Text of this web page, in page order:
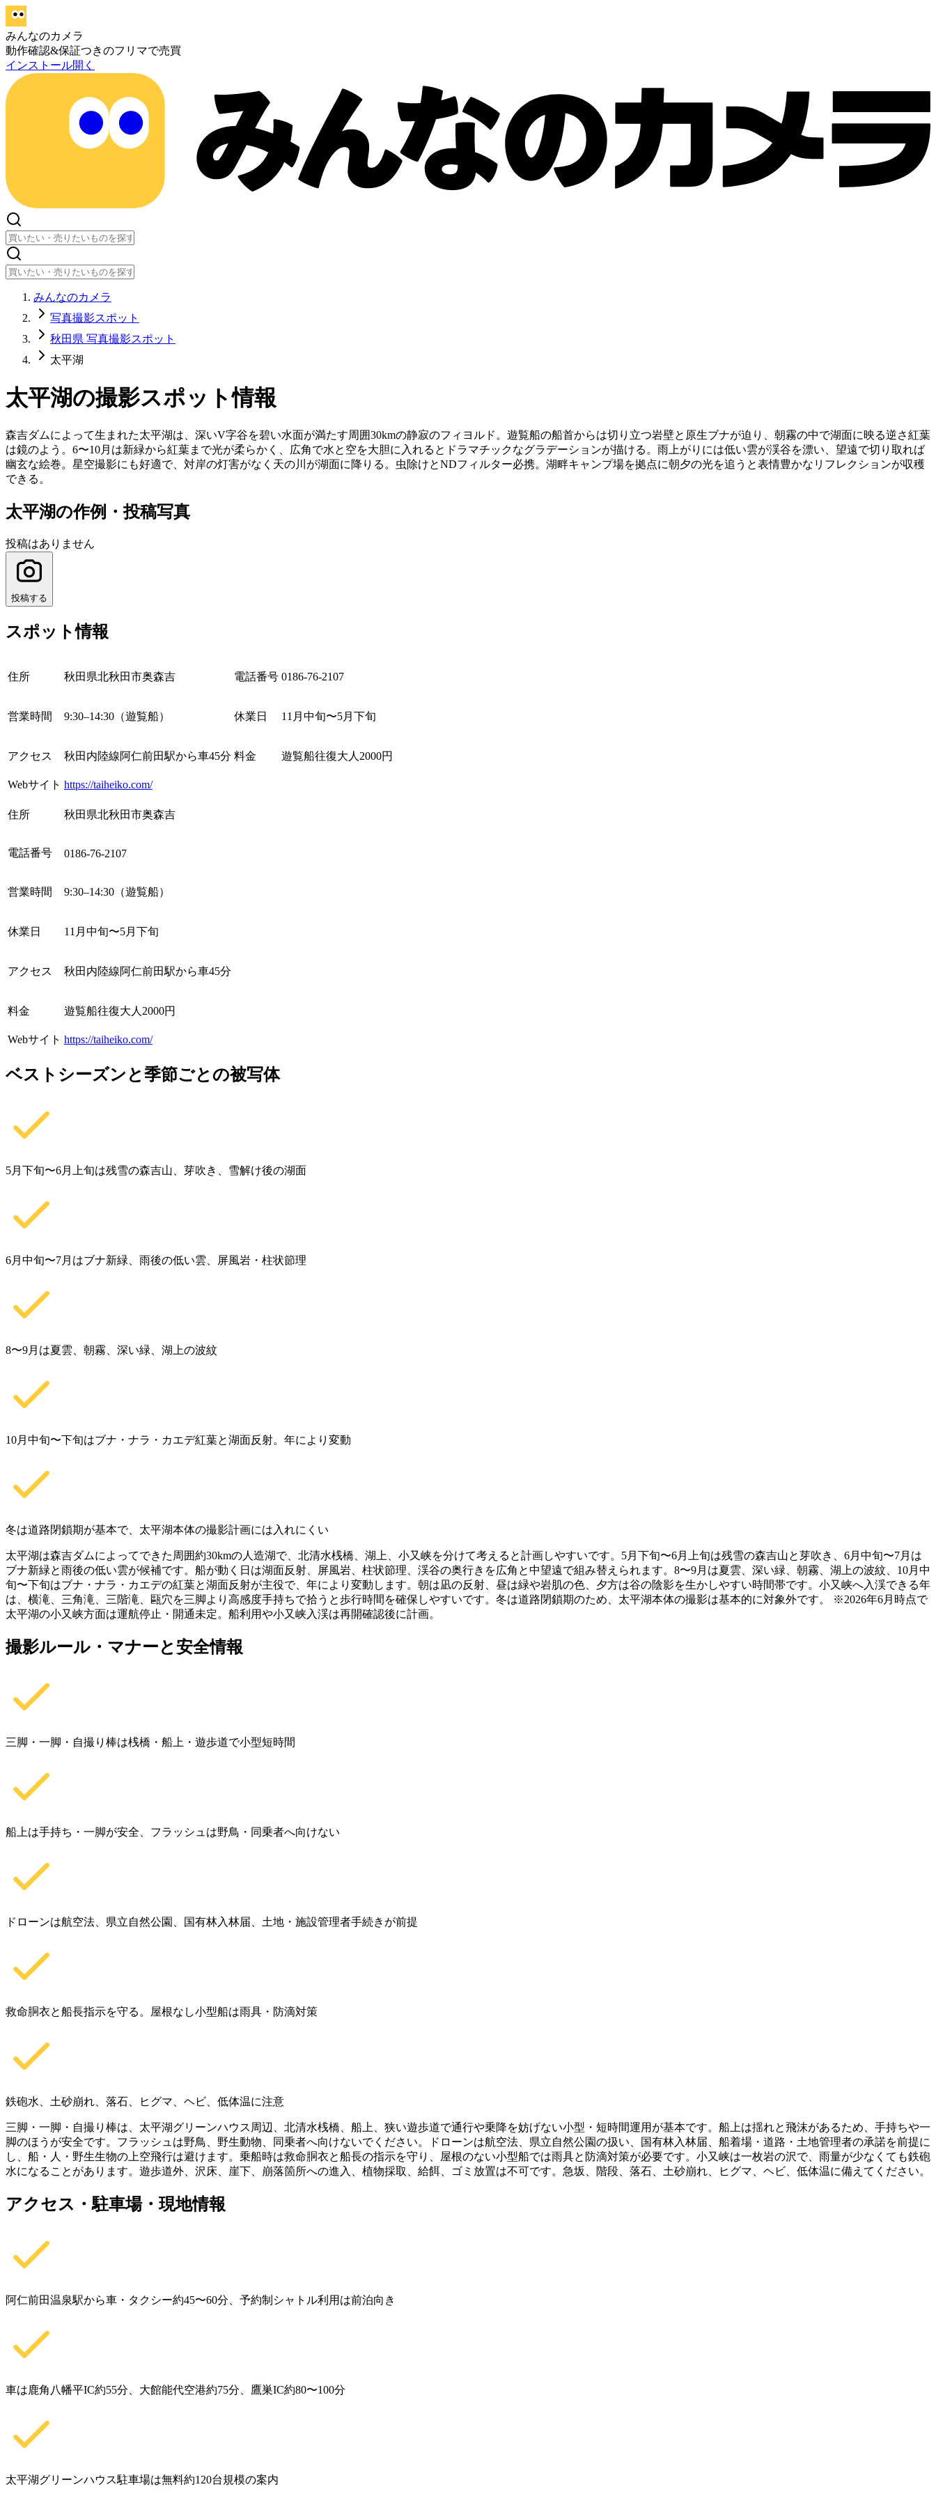
みんなのカメラ
動作確認&保証つきのフリマで売買
インストール開く
みんなのカメラ
写真撮影スポット
秋田県 写真撮影スポット
太平湖
太平湖の撮影スポット情報
森吉ダムによって生まれた太平湖は、深いV字谷を碧い水面が満たす周囲30kmの静寂のフィヨルド。遊覧船の船首からは切り立つ岩壁と原生ブナが迫り、朝霧の中で湖面に映る逆さ紅葉
は鏡のよう。6〜10月は新緑から紅葉まで光が柔らかく、広角で水と空を大胆に入れるとドラマチックなグラデーションが描ける。雨上がりには低い雲が渓谷を漂い、望遠で切り取れば
幽玄な絵巻。星空撮影にも好適で、対岸の灯害がなく天の川が湖面に降りる。虫除けとNDフィルター必携。湖畔キャンプ場を拠点に朝夕の光を追うと表情豊かなリフレクションが収穫
できる。
太平湖の作例・投稿写真
投稿はありません
投稿する
スポット情報
住所 秋田県北秋田市奥森吉 電話番号 0186-76-2107
営業時間 9:30–14:30（遊覧船） 休業日 11月中旬〜5月下旬
アクセス 秋田内陸線阿仁前田駅から車45分 料金 遊覧船往復大人2000円
Webサイト https://taiheiko.com/
住所 秋田県北秋田市奥森吉
電話番号 0186-76-2107
営業時間 9:30–14:30（遊覧船）
休業日 11月中旬〜5月下旬
アクセス 秋田内陸線阿仁前田駅から車45分
料金 遊覧船往復大人2000円
Webサイト https://taiheiko.com/
ベストシーズンと季節ごとの被写体
5月下旬〜6月上旬は残雪の森吉山、芽吹き、雪解け後の湖面
6月中旬〜7月はブナ新緑、雨後の低い雲、屏風岩・柱状節理
8〜9月は夏雲、朝霧、深い緑、湖上の波紋
10月中旬〜下旬はブナ・ナラ・カエデ紅葉と湖面反射。年により変動
冬は道路閉鎖期が基本で、太平湖本体の撮影計画には入れにくい
太平湖は森吉ダムによってできた周囲約30kmの人造湖で、北清水桟橋、湖上、小又峡を分けて考えると計画しやすいです。5月下旬〜6月上旬は残雪の森吉山と芽吹き、6月中旬〜7月は
ブナ新緑と雨後の低い雲が候補です。船が動く日は湖面反射、屏風岩、柱状節理、渓谷の奥行きを広角と中望遠で組み替えられます。8〜9月は夏雲、深い緑、朝霧、湖上の波紋、10月中
旬〜下旬はブナ・ナラ・カエデの紅葉と湖面反射が主役で、年により変動します。朝は凪の反射、昼は緑や岩肌の色、夕方は谷の陰影を生かしやすい時間帯です。小又峡へ入渓できる年
は、横滝、三角滝、三階滝、甌穴を三脚より高感度手持ちで拾うと歩行時間を確保しやすいです。冬は道路閉鎖期のため、太平湖本体の撮影は基本的に対象外です。 ※2026年6月時点で
太平湖の小又峡方面は運航停止・開通未定。船利用や小又峡入渓は再開確認後に計画。
撮影ルール・マナーと安全情報
三脚・一脚・自撮り棒は桟橋・船上・遊歩道で小型短時間
船上は手持ち・一脚が安全、フラッシュは野鳥・同乗者へ向けない
ドローンは航空法、県立自然公園、国有林入林届、土地・施設管理者手続きが前提
救命胴衣と船長指示を守る。屋根なし小型船は雨具・防滴対策
鉄砲水、土砂崩れ、落石、ヒグマ、ヘビ、低体温に注意
三脚・一脚・自撮り棒は、太平湖グリーンハウス周辺、北清水桟橋、船上、狭い遊歩道で通行や乗降を妨げない小型・短時間運用が基本です。船上は揺れと飛沫があるため、手持ちや一
脚のほうが安全です。フラッシュは野鳥、野生動物、同乗者へ向けないでください。ドローンは航空法、県立自然公園の扱い、国有林入林届、船着場・道路・土地管理者の承諾を前提に
し、船・人・野生生物の上空飛行は避けます。乗船時は救命胴衣と船長の指示を守り、屋根のない小型船では雨具と防滴対策が必要です。小又峡は一枚岩の沢で、雨量が少なくても鉄砲
水になることがあります。遊歩道外、沢床、崖下、崩落箇所への進入、植物採取、給餌、ゴミ放置は不可です。急坂、階段、落石、土砂崩れ、ヒグマ、ヘビ、低体温に備えてください。
アクセス・駐車場・現地情報
阿仁前田温泉駅から車・タクシー約45〜60分、予約制シャトル利用は前泊向き
車は鹿角八幡平IC約55分、大館能代空港約75分、鷹巣IC約80〜100分
太平湖グリーンハウス駐車場は無料約120台規模の案内